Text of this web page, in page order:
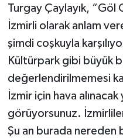
Turgay Çaylayık, “Göl
İzmirli olarak anlam
şimdi coşkuyla
Kültürpark gibi büyük
değerlendirilmemesi
İzmir için hava alınacak
görüyorsunuz.
Şu an burada nereden